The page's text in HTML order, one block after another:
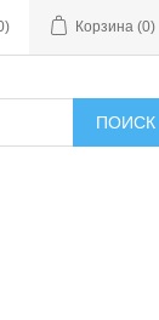
Корзина (0)
ПОИСК